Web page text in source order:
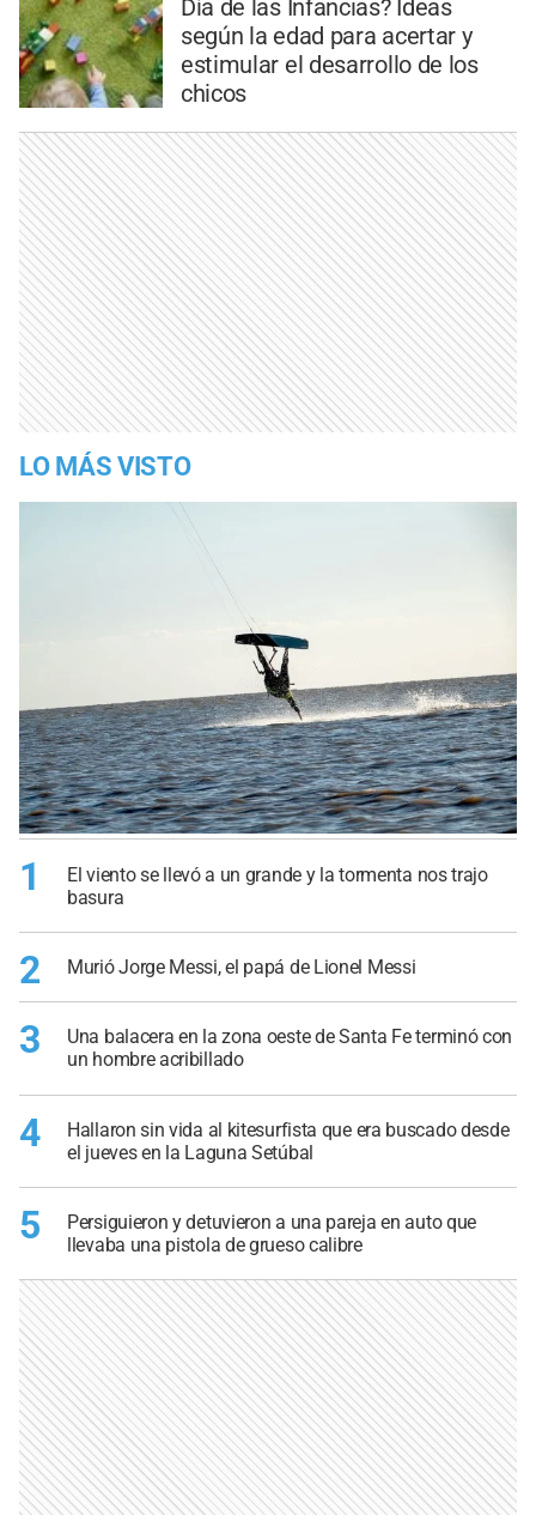
Día de las Infancias? Ideas
según la edad para acertar y
estimular el desarrollo de los
chicos
LO MÁS VISTO
1
El viento se llevó a un grande y la tormenta nos trajo
basura
2 Murió Jorge Messi, el papá de Lionel Messi
3
Una balacera en la zona oeste de Santa Fe terminó con
un hombre acribillado
4
Hallaron sin vida al kitesurfista que era buscado desde
el jueves en la Laguna Setúbal
5
Persiguieron y detuvieron a una pareja en auto que
llevaba una pistola de grueso calibre